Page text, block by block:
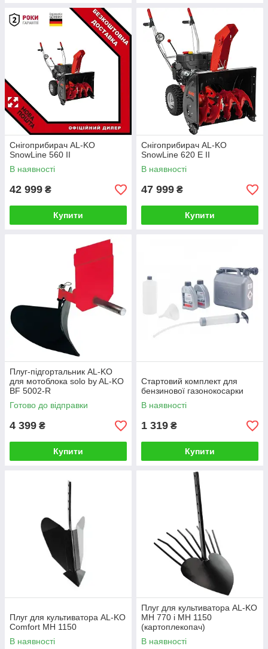
Снігоприбирач AL-KO
SnowLine 560 II
В наявності
42 999 ₴
Купити
Снігоприбирач AL-KO
SnowLine 620 E II
В наявності
47 999 ₴
Купити
Плуг-підгортальник AL-KO
для мотоблока solo by AL-KO
BF 5002-R
Готово до відправки
4 399 ₴
Купити
Стартовий комплект для
бензинової газонокосарки
В наявності
1 319 ₴
Купити
Плуг для культиватора AL-KO
Comfort МН 1150
В наявності
Плуг для культиватора AL-KO
МН 770 і MH 1150
(картоплекопач)
В наявності